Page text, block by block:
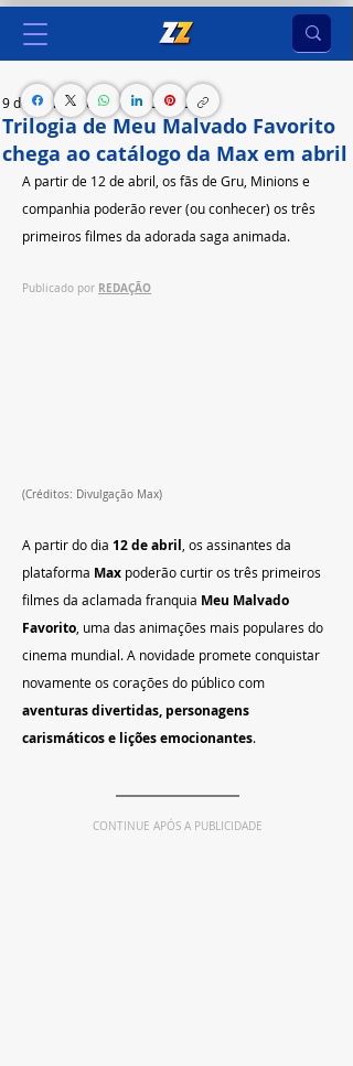
Trilogia de Meu Malvado Favorito
chega ao catálogo da Max em abril
9 de abr. de 2025 1 min de leitura
A partir de 12 de abril, os fãs de Gru, Minions e
companhia poderão rever (ou conhecer) os três
primeiros filmes da adorada saga animada.
Publicado por REDAÇÃO
(Créditos: Divulgação Max)
A partir do dia 12 de abril, os assinantes da
plataforma Max poderão curtir os três primeiros
filmes da aclamada franquia Meu Malvado
Favorito, uma das animações mais populares do
cinema mundial. A novidade promete conquistar
novamente os corações do público com
aventuras divertidas, personagens
carismáticos e lições emocionantes.
CONTINUE APÓS A PUBLICIDADE